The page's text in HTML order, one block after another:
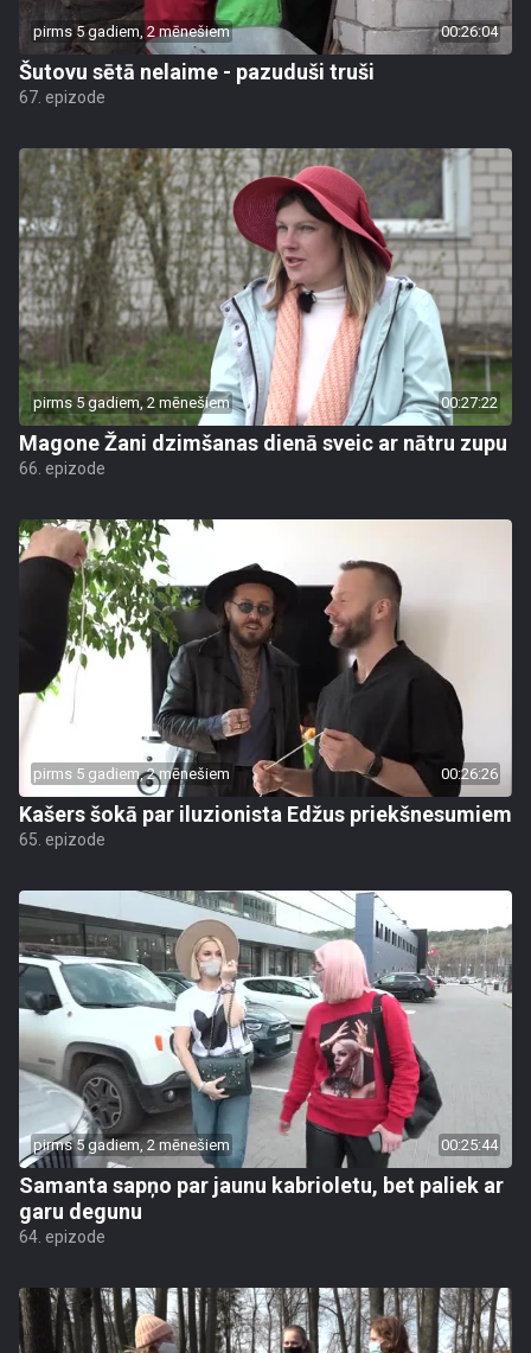
pirms 5 gadiem, 2 mēnešiem 00:26:04
Šutovu sētā nelaime - pazuduši truši
67. epizode
pirms 5 gadiem, 2 mēnešiem 00:27:22
Magone Žani dzimšanas dienā sveic ar nātru zupu
66. epizode
pirms 5 gadiem, 2 mēnešiem 00:26:26
Kašers šokā par iluzionista Edžus priekšnesumiem
65. epizode
pirms 5 gadiem, 2 mēnešiem 00:25:44
Samanta sapņo par jaunu kabrioletu, bet paliek ar
garu degunu
64. epizode